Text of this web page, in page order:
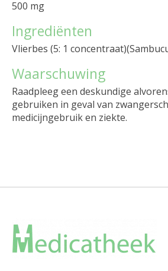
500 mg
Ingrediënten
Vlierbes (5: 1
Waarschuwing
Raadpleeg een deskundige
gebruiken in geval van
medicijngebruik en ziekte.